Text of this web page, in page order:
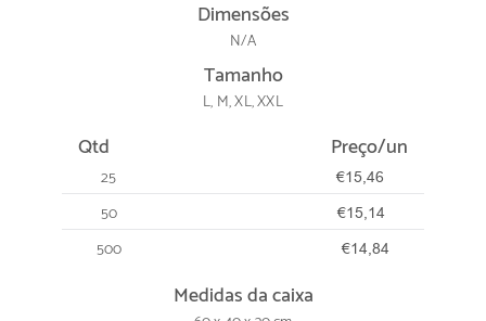
Dimensões
N/A
Tamanho
L, M, XL, XXL
Qtd Preço/un
25 €15,46
50 €15,14
500 €14,84
Medidas da caixa